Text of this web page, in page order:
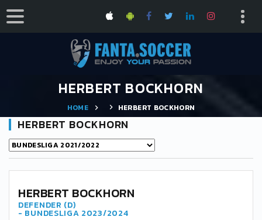
HERBERT BOCKHORN
HOME HERBERT BOCKHORN
HERBERT BOCKHORN
HERBERT BOCKHORN
DEFENDER (D)
- BUNDESLIGA 2023/2024